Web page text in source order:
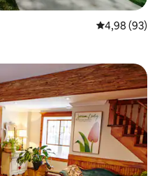
Gemiddelde
4,98 (93)